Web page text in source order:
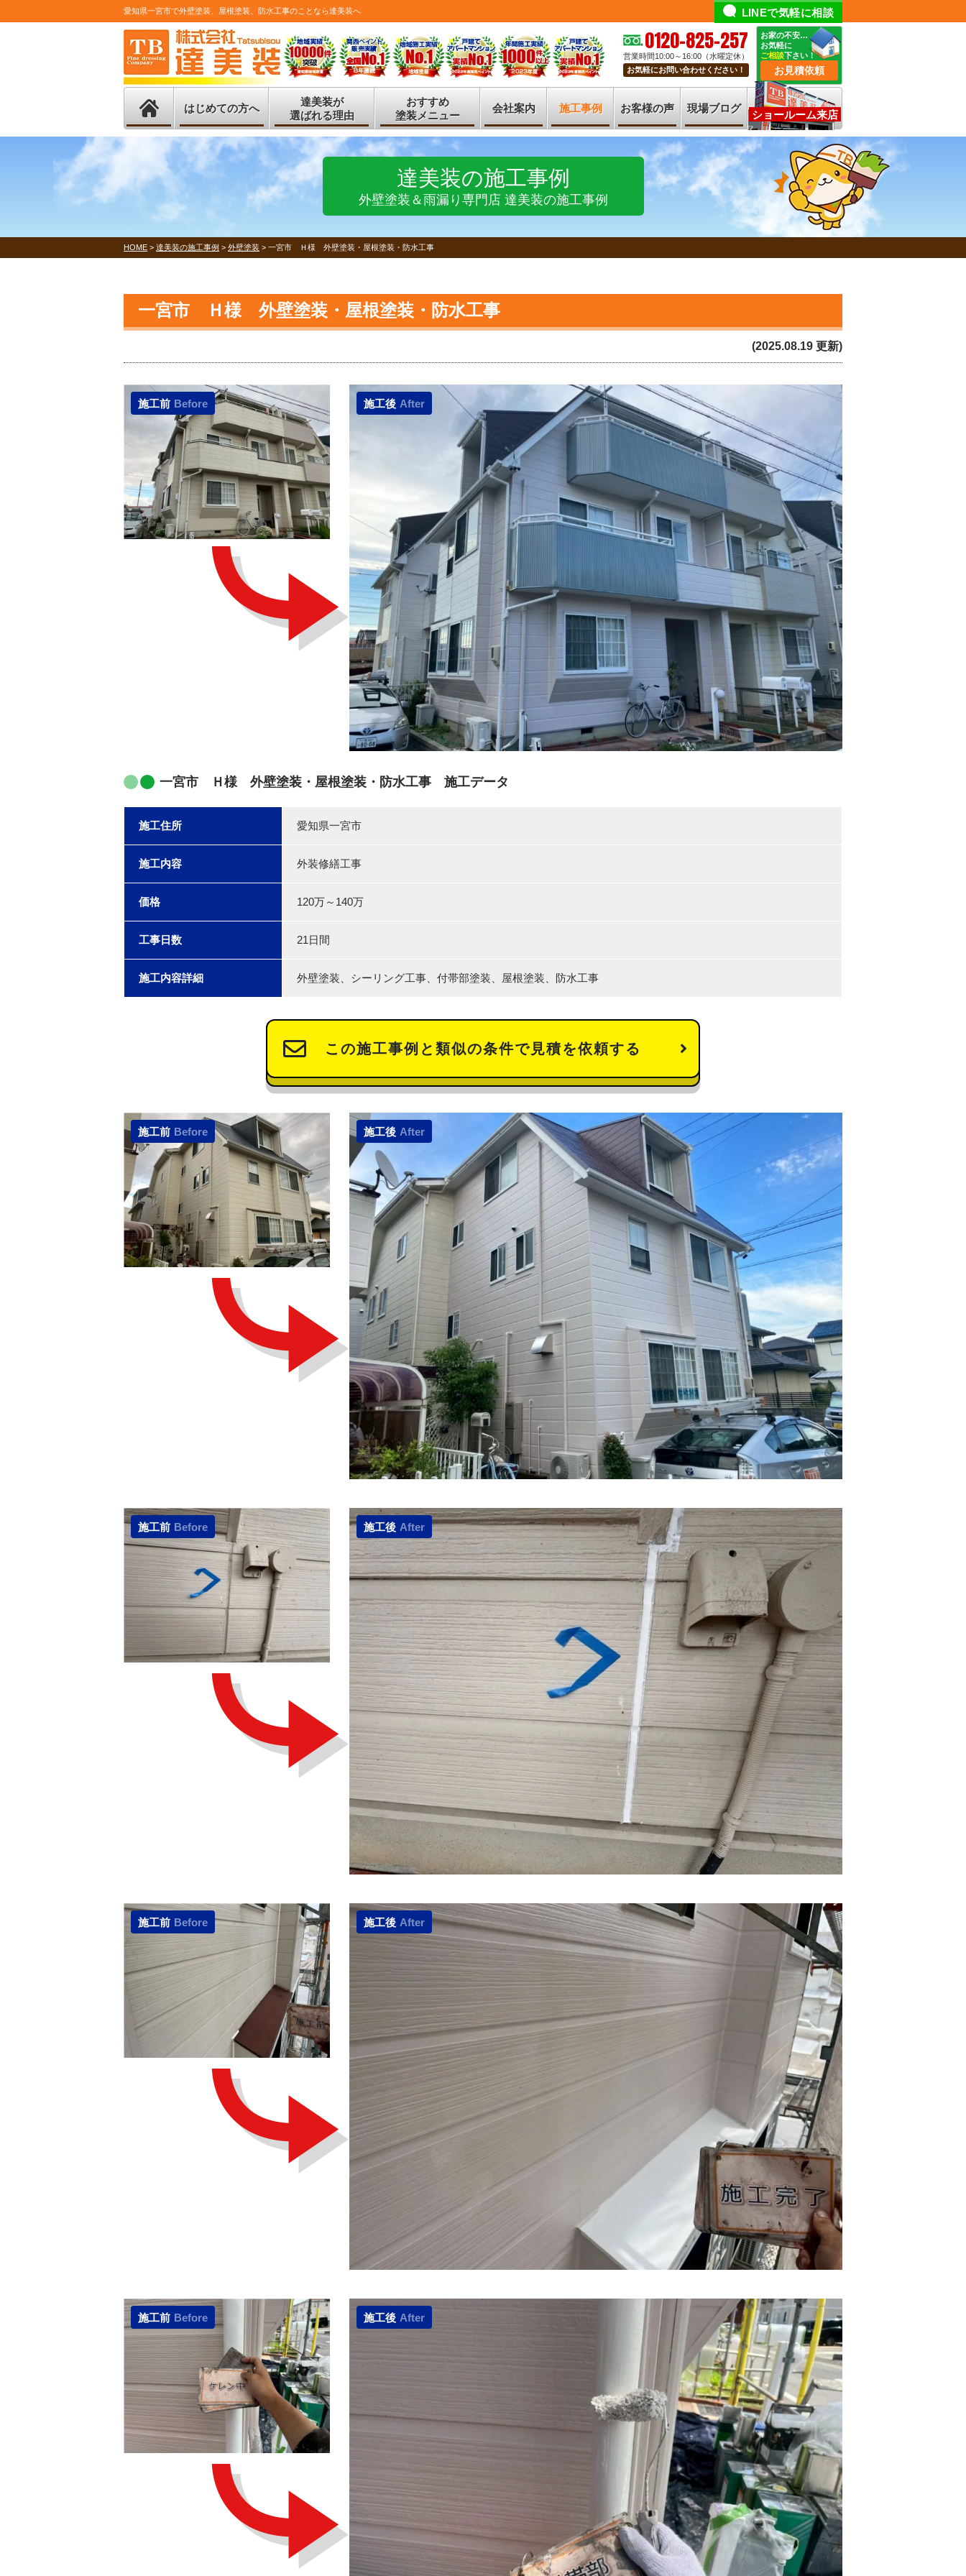
愛知県一宮市で外壁塗装、屋根塗装、防水工事のことなら達美装へ LINEで気軽に相談
0120-825-257
営業時間10:00～16:00（水曜定休）
お気軽にお問い合わせください！
お家の不安…
お気軽に
ご相談下さい！
お見積依頼
はじめての方へ
達美装が
選ばれる理由
おすすめ
塗装メニュー
会社案内 施工事例 お客様の声 現場ブログ
ショールーム来店
達美装の施工事例
外壁塗装＆雨漏り専門店 達美装の施工事例
HOME > 達美装の施工事例 > 外壁塗装 > 一宮市 Ｈ様 外壁塗装・屋根塗装・防水工事
一宮市 Ｈ様 外壁塗装・屋根塗装・防水工事
(2025.08.19 更新)
施工後 After
施工前 Before
一宮市 Ｈ様 外壁塗装・屋根塗装・防水工事 施工データ
施工住所 愛知県一宮市
施工内容 外装修繕工事
価格 120万～140万
工事日数 21日間
施工内容詳細 外壁塗装、シーリング工事、付帯部塗装、屋根塗装、防水工事
この施工事例と類似の条件で見積を依頼する
施工前 Before 施工後 After
施工前 Before 施工後 After
施工前 Before 施工後 After
施工前 Before 施工後 After